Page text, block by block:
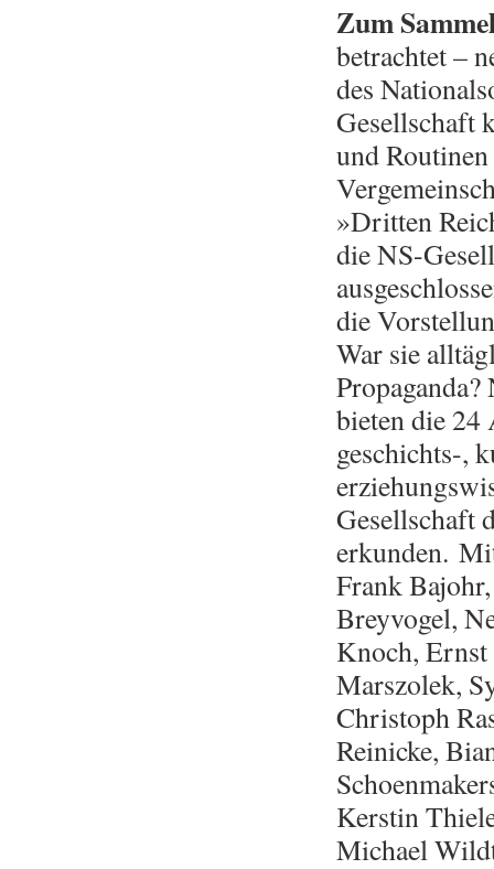
Zum
betrachtet –
des
Gesellschaft
und
»Dritten
die NS-
die
War sie
bieten die 24
geschichts-,
Gesellschaft
erkunden.
Frank
Breyvogel,
Knoch,
Marszolek,
Christoph
Reinicke,
Kerstin
Michael